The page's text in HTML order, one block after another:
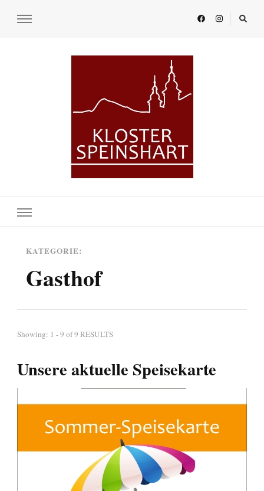
KATEGORIE:
Gasthof
Showing: 1 - 9 of 9 RESULTS
Unsere aktuelle Speisekarte